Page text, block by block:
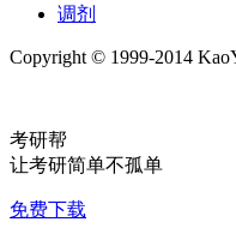
调剂
Copyright © 1999-2014
考研帮
让考研简单不孤单
免费下载